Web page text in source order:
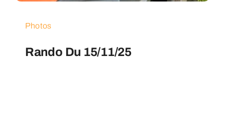
Photos
Rando Du 15/11/25